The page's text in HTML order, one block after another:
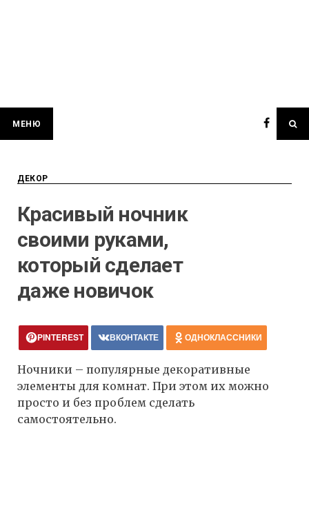
МЕНЮ
ДЕКОР
Красивый ночник
своими руками,
который сделает
даже новичок
PINTEREST ВКОНТАКТЕ ОДНОКЛАССНИКИ
Ночники – популярные декоративные
элементы для комнат. При этом их можно
просто и без проблем сделать
самостоятельно.